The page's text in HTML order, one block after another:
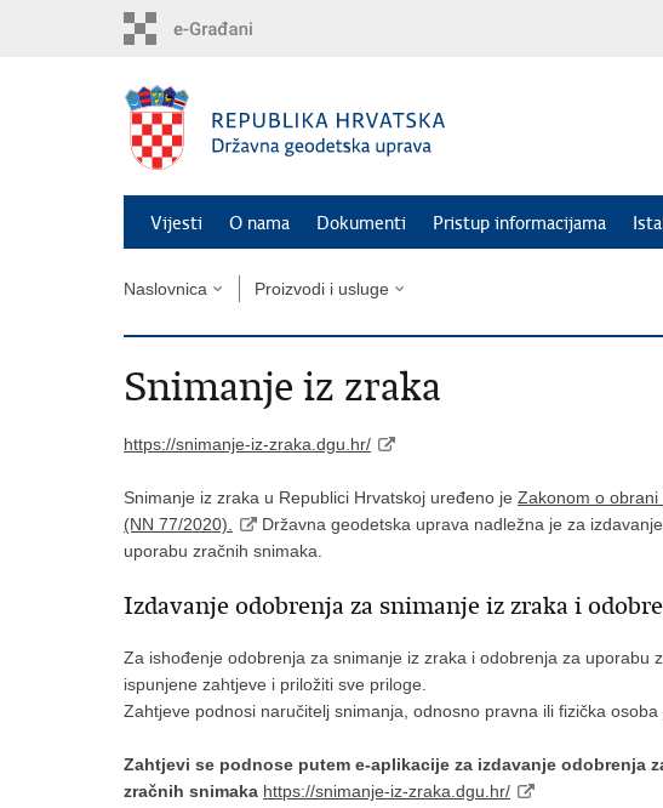
Vijesti O nama Dokumenti Pristup informacijama
Naslovnica Proizvodi i usluge
Snimanje iz zraka
https://snimanje-iz-zraka.dgu.hr/
Snimanje iz zraka u Republici Hrvatskoj uređeno je Zakonom o obrani
(NN 77/2020).
Državna geodetska uprava nadležna je za
uporabu zračnih snimaka.
Izdavanje odobrenja za snimanje iz zraka i
Za ishođenje odobrenja za snimanje iz zraka i odobrenja za uporabu
ispunjene zahtjeve i priložiti sve priloge.
Zahtjeve podnosi naručitelj snimanja, odnosno pravna ili fizička osoba
Zahtjevi se podnose putem e-aplikacije za izdavanje odobrenja
zračnih snimaka https://snimanje-iz-zraka.dgu.hr/